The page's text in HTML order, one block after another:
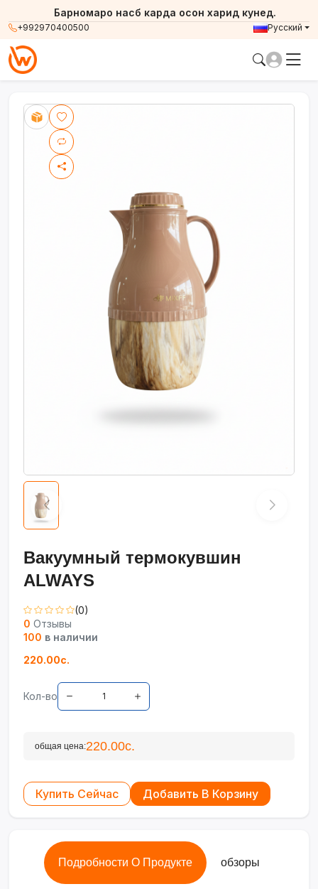
+992970400500
Барномаро насб карда осон харид кунед.
Русский
Вакуумный термокувшин
ALWAYS
(0)
0 Отзывы
100 в наличии
220.00с.
Кол-во
общая цена:220.00с.
Купить Сейчас Добавить В Корзину
Подробности О Продукте обзоры